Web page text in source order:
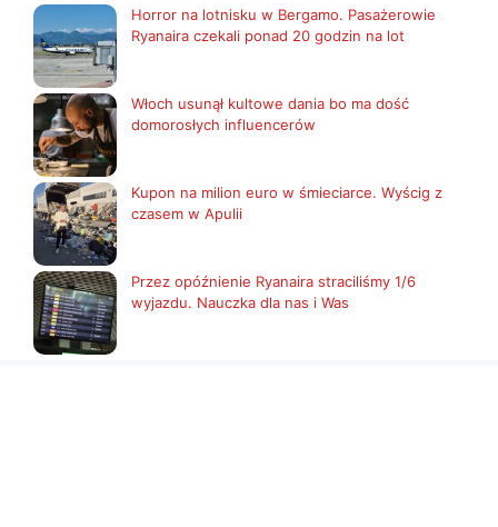
Horror na lotnisku w Bergamo. Pasażerowie
Ryanaira czekali ponad 20 godzin na lot
Włoch usunął kultowe dania bo ma dość
domorosłych influencerów
Kupon na milion euro w śmieciarce. Wyścig z
czasem w Apulii
Przez opóźnienie Ryanaira straciliśmy 1/6
wyjazdu. Nauczka dla nas i Was